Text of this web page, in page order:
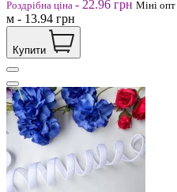
Роздрібна ціна - 22.96 грн Міні опт
м - 13.94 грн
Купити